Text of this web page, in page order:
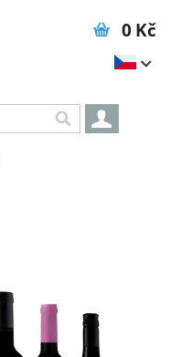
0 Kč